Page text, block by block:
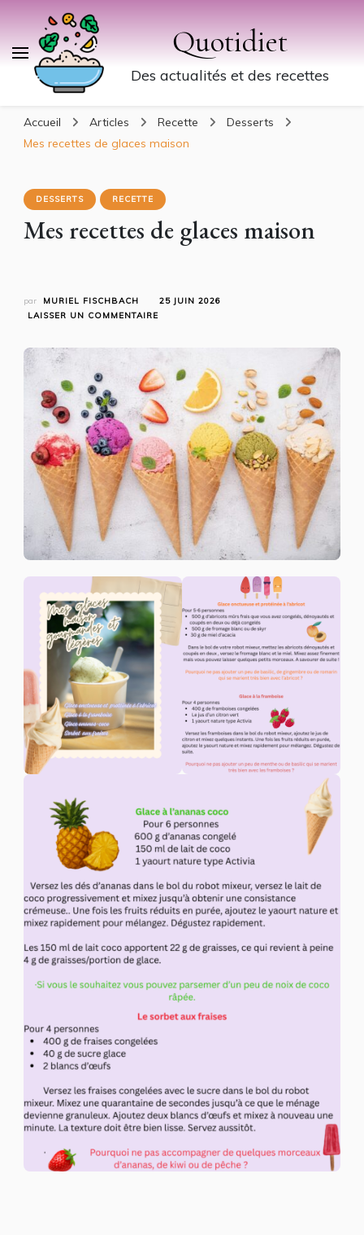
Quotidiet
Des actualités et des recettes
Accueil Articles Recette
Desserts
Mes recettes de glaces maison
DESSERTS RECETTE
Mes recettes de glaces maison
par MURIEL FISCHBACH
25 JUIN 2026
LAISSER UN COMMENTAIRE
DE
GLACES
MAISON